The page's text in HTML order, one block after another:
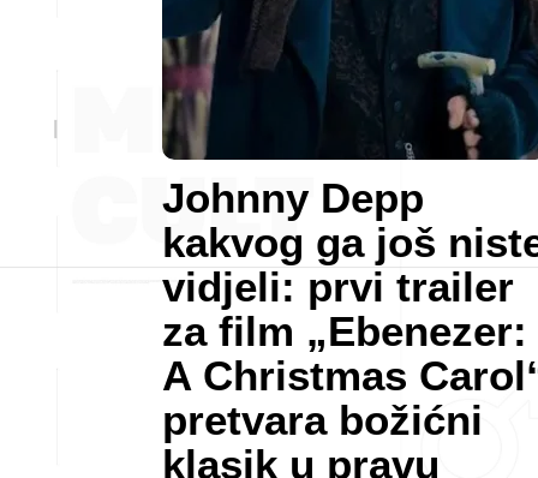
Johnny Depp
kakvog ga još
vidjeli: prvi trailer
za film „Ebenezer:
A Christmas
pretvara božićni
klasik u pravu